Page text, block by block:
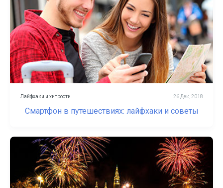
Лайфхаки и хитрости 26 Дек, 2018
Смартфон в путешествиях: лайфхаки и советы